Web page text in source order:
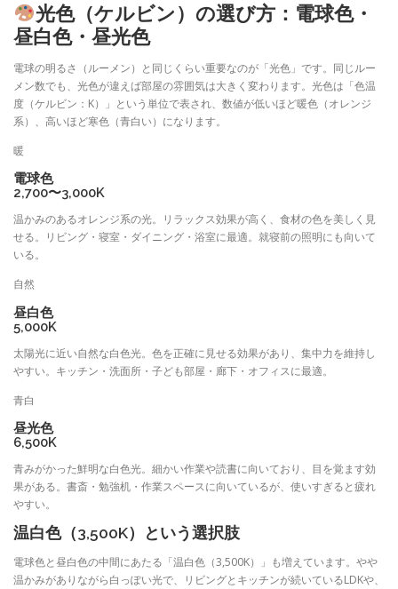
光色（ケルビン）の選び方：電球色・
昼白色・昼光色
電球の明るさ（ルーメン）と同じくらい重要なのが「光色」です。同じルー
メン数でも、光色が違えば部屋の雰囲気は大きく変わります。光色は「色温
度（ケルビン：K）」という単位で表され、数値が低いほど暖色（オレンジ
系）、高いほど寒色（青白い）になります。
暖
電球色
2,700〜3,000K
温かみのあるオレンジ系の光。リラックス効果が高く、食材の色を美しく見
せる。リビング・寝室・ダイニング・浴室に最適。就寝前の照明にも向いて
いる。
自然
昼白色
5,000K
太陽光に近い自然な白色光。色を正確に見せる効果があり、集中力を維持し
やすい。キッチン・洗面所・子ども部屋・廊下・オフィスに最適。
青白
昼光色
6,500K
青みがかった鮮明な白色光。細かい作業や読書に向いており、目を覚ます効
果がある。書斎・勉強机・作業スペースに向いているが、使いすぎると疲れ
やすい。
温白色（3,500K）という選択肢
電球色と昼白色の中間にあたる「温白色（3,500K）」も増えています。やや
温かみがありながら白っぽい光で、リビングとキッチンが続いているLDKや、